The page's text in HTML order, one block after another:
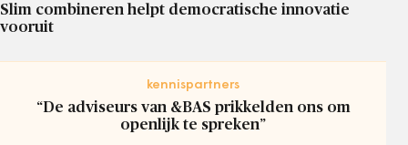
Slim combineren helpt democratische innovatie
vooruit
kennispartners
“De adviseurs van &BAS prikkelden ons om
openlijk te spreken”